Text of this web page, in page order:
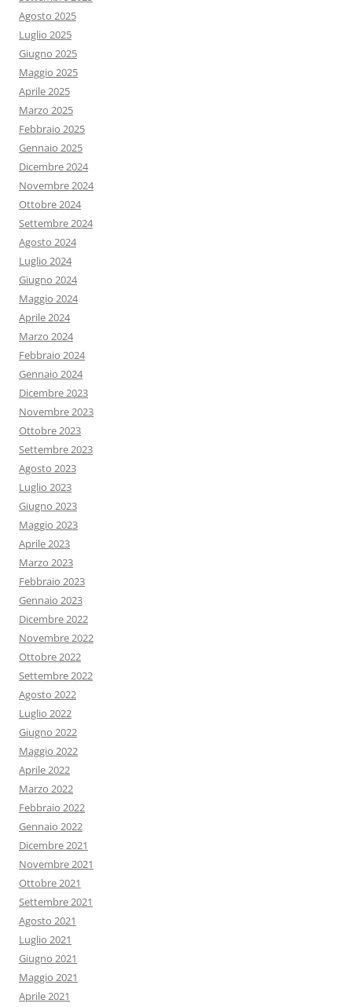
Agosto 2025
Luglio 2025
Giugno 2025
Maggio 2025
Aprile 2025
Marzo 2025
Febbraio 2025
Gennaio 2025
Dicembre 2024
Novembre 2024
Ottobre 2024
Settembre 2024
Agosto 2024
Luglio 2024
Giugno 2024
Maggio 2024
Aprile 2024
Marzo 2024
Febbraio 2024
Gennaio 2024
Dicembre 2023
Novembre 2023
Ottobre 2023
Settembre 2023
Agosto 2023
Luglio 2023
Giugno 2023
Maggio 2023
Aprile 2023
Marzo 2023
Febbraio 2023
Gennaio 2023
Dicembre 2022
Novembre 2022
Ottobre 2022
Settembre 2022
Agosto 2022
Luglio 2022
Giugno 2022
Maggio 2022
Aprile 2022
Marzo 2022
Febbraio 2022
Gennaio 2022
Dicembre 2021
Novembre 2021
Ottobre 2021
Settembre 2021
Agosto 2021
Luglio 2021
Giugno 2021
Maggio 2021
Aprile 2021